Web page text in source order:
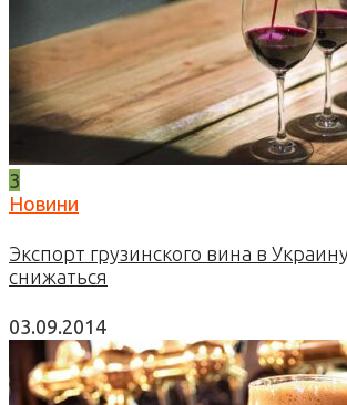
3
Новини
Экспорт грузинского вина в
снижаться
03.09.2014